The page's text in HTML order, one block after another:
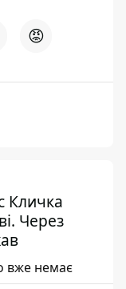
😡
Кличка
Через
вже немає